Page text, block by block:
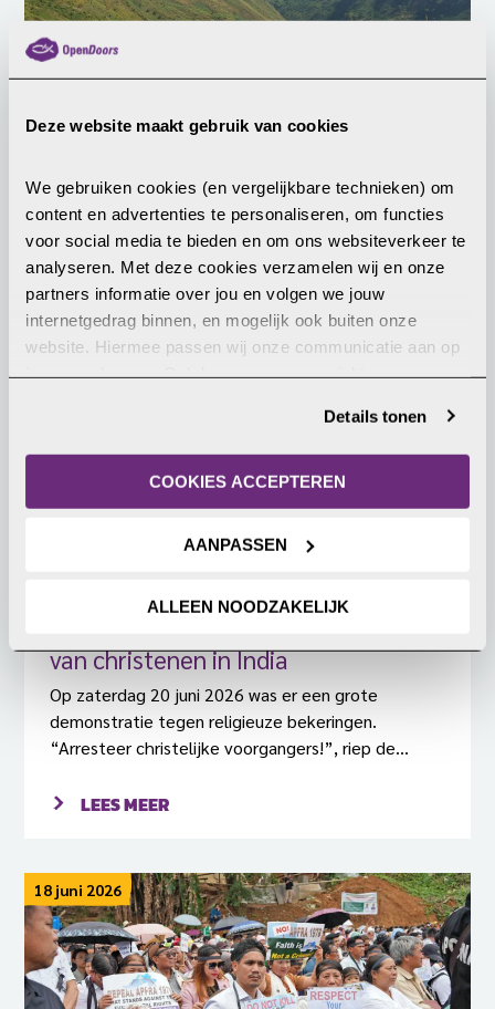
Deze website maakt gebruik van cookies
We gebruiken cookies (en vergelijkbare technieken) om
content en advertenties te personaliseren, om functies
voor social media te bieden en om ons websiteverkeer te
analyseren. Met deze cookies verzamelen wij en onze
partners informatie over jou en volgen we jouw
internetgedrag binnen, en mogelijk ook buiten onze
website. Hiermee passen wij onze communicatie aan op
jouw voorkeuren. Ook kunnen we zo gerichte
internetgedrag. Je kunt je toestemming ook altijd wijzigen
of intrekken. Meer uitleg vind je in onze
privacyverklaring.
Details tonen
COOKIES ACCEPTEREN
AANPASSEN
ALLEEN NOODZAKELIJK
Opnieuw moorden in Congo, vrees
voor nieuwe aanvallen ADF
Half juli vermoordde de islamitische terreurgroep
ADF tijdens drie aanvallen in het gebied Beni, in
Noord-Kivu (DRC), meer dan twintig mensen. Veel
anderen sloegen op de vlucht. De overlevenden
vrezen voor nieuwe aanvallen.
LEES MEER
24 juni 2026
Grote demonstratie tegen
van christenen in India
Op zaterdag 20 juni 2026 was er een grote
demonstratie tegen religieuze bekeringen.
“Arresteer christelijke voorgangers!”, riep de
LEES MEER
18 juni 2026